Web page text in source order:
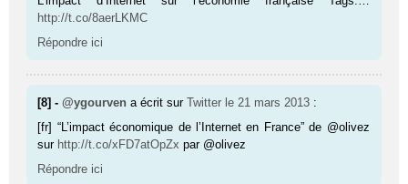
http://t.co/8aerLKMC
Répondre ici
[8] -@ygourven a écrit surTwitter le 21 mars 2013 :
[fr] “L’impact économique de l’Internet en France” de @olivez
sur http://t.co/xFD7atOpZx par @olivez
Répondre ici